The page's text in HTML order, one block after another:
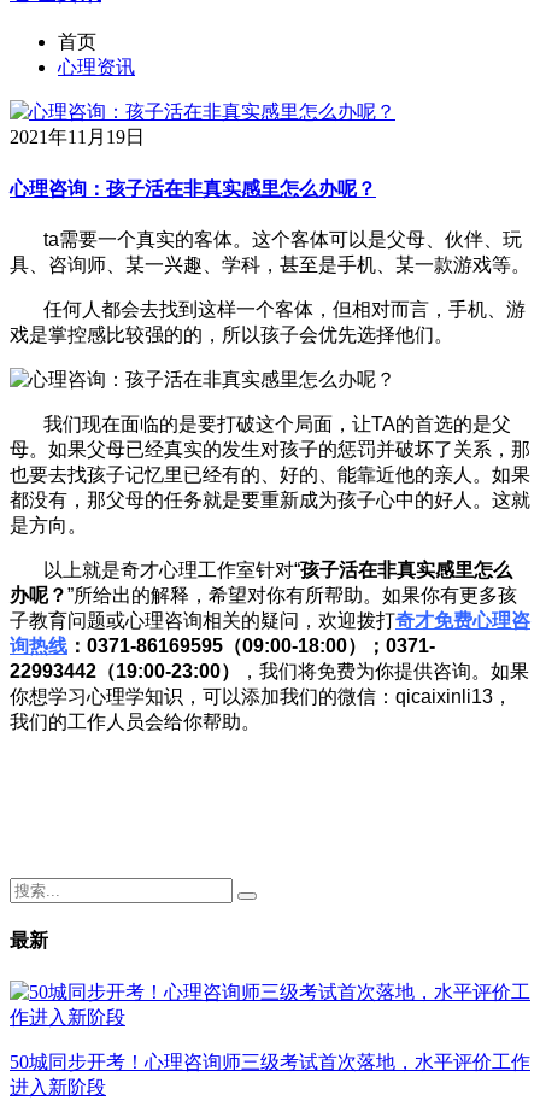
首页
心理资讯
2021年11月19日
心理咨询：孩子活在非真实感里怎么办呢？
ta需要一个真实的客体。这个客体可以是父母、伙伴、玩
具、咨询师、某一兴趣、学科，甚至是手机、某一款游戏等。
任何人都会去找到这样一个客体，但相对而言，手机、游
戏是掌控感比较强的的，所以孩子会优先选择他们。
我们现在面临的是要打破这个局面，让TA的首选的是父
母。如果父母已经真实的发生对孩子的惩罚并破坏了关系，那
也要去找孩子记忆里已经有的、好的、能靠近他的亲人。如果
都没有，那父母的任务就是要重新成为孩子心中的好人。这就
是方向。
以上就是奇才心理工作室针对“孩子活在非真实感里怎么
办呢？”所给出的解释，希望对你有所帮助。如果你有更多孩
子教育问题或心理咨询相关的疑问，欢迎拨打奇才免费心理咨
询热线 ：0371-86169595（09:00-18:00）；0371-
22993442（19:00-23:00）
，我们将免费为你提供咨询。如果
你想学习心理学知识，可以添加我们的微信：qicaixinli13，
我们的工作人员会给你帮助。
最新
50城同步开考！心理咨询师三级考试首次落地，水平评价工作
进入新阶段